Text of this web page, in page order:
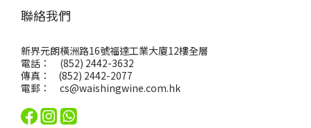
聯絡我們
新界元朗橫洲路16號福達工業大廈12樓全層
電話： (852) 2442-3632
傳真： (852) 2442-2077
電郵： cs@waishingwine.com.hk